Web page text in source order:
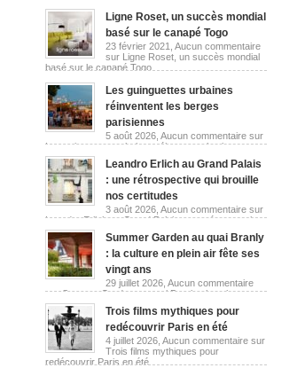
Ligne Roset, un succès mondial
basé sur le canapé Togo
23 février 2021, Aucun commentaire
sur Ligne Roset, un succès mondial
basé sur le canapé Togo
Les guinguettes urbaines
réinventent les berges
parisiennes
5 août 2026, Aucun commentaire sur
Les guinguettes urbaines réinventent les berges
parisiennes
Leandro Erlich au Grand Palais
: une rétrospective qui brouille
nos certitudes
3 août 2026, Aucun commentaire sur
Leandro Erlich au Grand Palais : une rétrospective
qui brouille nos certitudes
Summer Garden au quai Branly
: la culture en plein air fête ses
vingt ans
29 juillet 2026, Aucun commentaire
sur Summer Garden au quai Branly : la culture en
plein air fête ses vingt ans
Trois films mythiques pour
redécouvrir Paris en été
4 juillet 2026, Aucun commentaire sur
Trois films mythiques pour
redécouvrir Paris en été